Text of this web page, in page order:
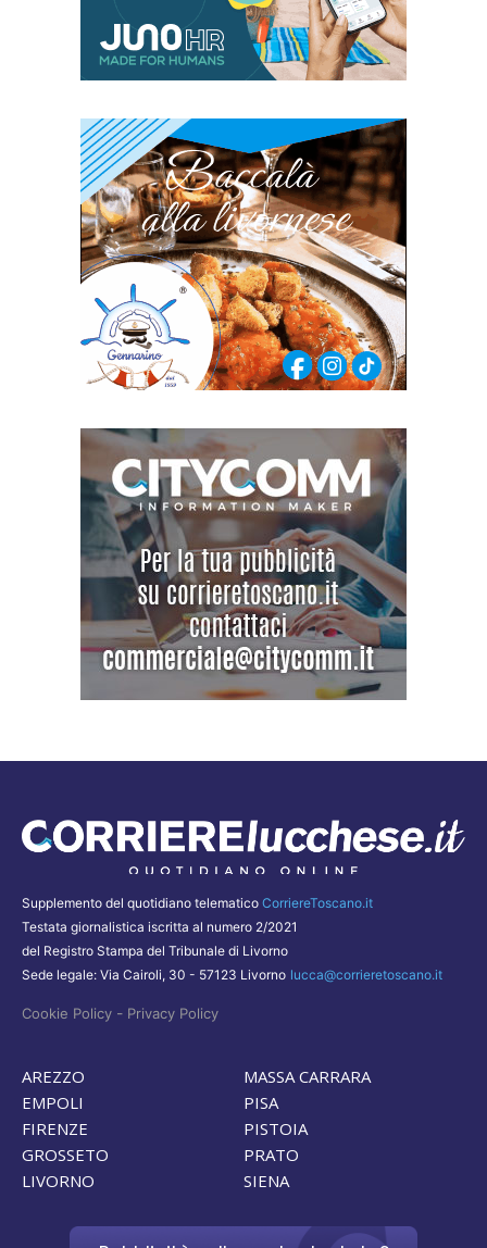
Supplemento del quotidiano telematico CorriereToscano.it
Testata giornalistica iscritta al numero 2/2021
del Registro Stampa del Tribunale di Livorno
Sede legale: Via Cairoli, 30 - 57123 Livorno lucca@corrieretoscano.it
Cookie Policy - Privacy Policy
AREZZO
EMPOLI
FIRENZE
GROSSETO
LIVORNO
MASSA CARRARA
PISA
PISTOIA
PRATO
SIENA